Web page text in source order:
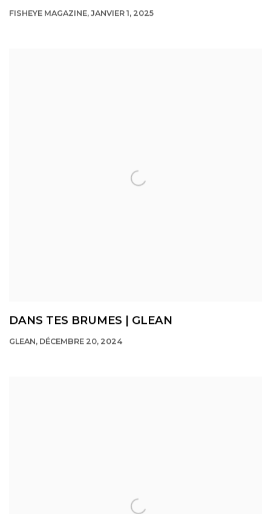
FISHEYE MAGAZINE, JANVIER 1, 2025
DANS TES BRUMES | GLEAN
GLEAN, DÉCEMBRE 20, 2024